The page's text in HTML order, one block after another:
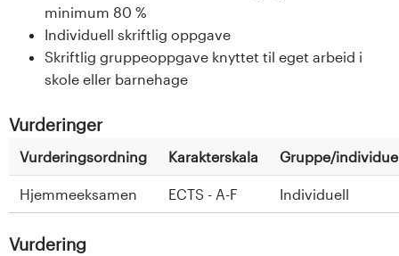
minimum 80 %
Individuell skriftlig oppgave
Skriftlig gruppeoppgave knyttet til eget arbeid i
skole eller barnehage
Vurderinger
Vurderingsordning Karakterskala Gruppe/
Hjemmeeksamen ECTS - A-F Individuell
Vurdering